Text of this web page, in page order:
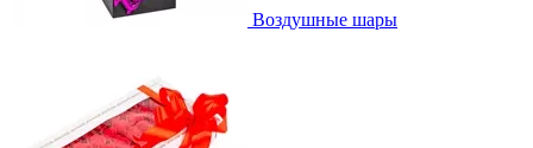
Воздушные шары